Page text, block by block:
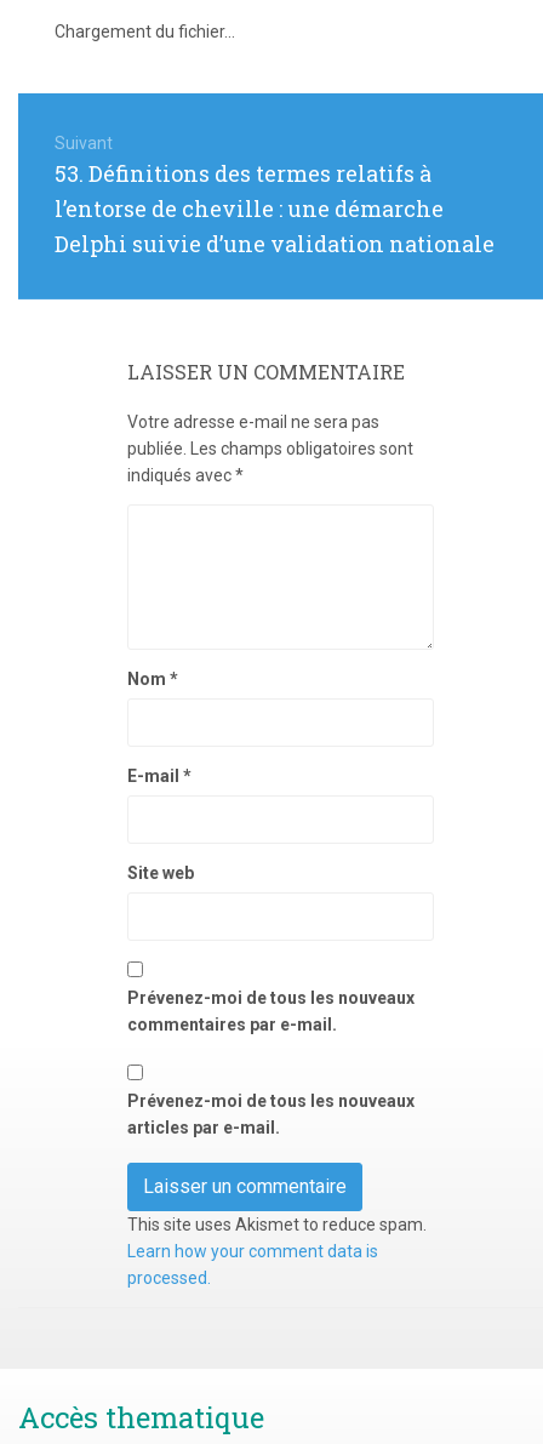
Chargement du fichier...
de
l’article
Suivant
Article
:
53. Définitions des termes relatifs à
l’entorse de cheville : une démarche
Delphi suivie d’une validation nationale
LAISSER UN COMMENTAIRE
Votre adresse e-mail ne sera pas
publiée.
Les champs obligatoires sont
indiqués avec*
Nom *
E-mail *
Site web
Prévenez-moi de tous les nouveaux
commentaires par e-mail.
Prévenez-moi de tous les nouveaux
articles par e-mail.
This site uses Akismet to reduce spam.
Learn how your comment data is
processed.
Accès thematique